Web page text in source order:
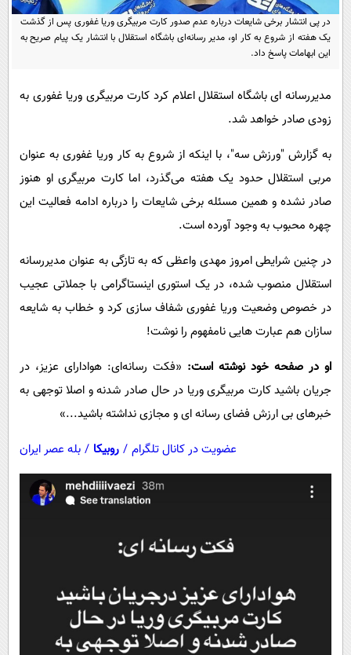
سرگرمی
فناوری
حوادث
سلامت
فرهنگی
بین الملل
حیات وحش
پیامک
روانشناسی
دانلود
در پی انتشار برخی شایعات درباره عدم صدور کارت مربیگری وریا غفوری پس از گذشت
یک هفته از شروع به کار او، مدیر رسانه‌ای باشگاه استقلال با انتشار یک پیام صریح به
این ابهامات پاسخ داد.
مدیررسانه ای باشگاه استقلال اعلام کرد کارت مربیگری وریا غفوری به
زودی صادر خواهد شد.
به گزارش "ورزش سه"، با اینکه از شروع به کار وریا غفوری به عنوان
مربی استقلال حدود یک هفته می‌گذرد، اما کارت مربیگری او هنوز
صادر نشده و همین مسئله برخی شایعات را درباره ادامه فعالیت این
چهره محبوب به وجود آورده است.
در چنین شرایطی امروز مهدی واعظی که به تازگی به عنوان مدیررسانه
استقلال منصوب شده، در یک استوری اینستاگرامی با جملاتی عجیب
در خصوص وضعیت وریا غفوری شفاف سازی کرد و خطاب به شایعه
سازان هم عبارت هایی نامفهوم را نوشت!
او در صفحه خود نوشته است: «فکت رسانه‌ای: هوادارای عزیز، در
جریان باشید کارت مربیگری وریا در حال صادر شدنه و اصلا توجهی به
خبرهای بی ارزش فضای رسانه ای و مجازی نداشته باشید...»
عضویت در کانال تلگرام / روبیکا / بله عصر ایران